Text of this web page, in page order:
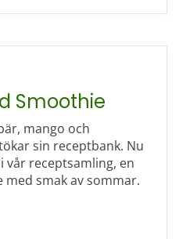
Smoothie
mango och
sin receptbank. Nu
receptsamling, en
med smak av sommar.